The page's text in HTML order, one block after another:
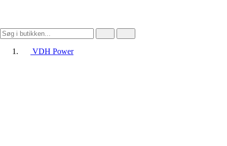
VDH Power